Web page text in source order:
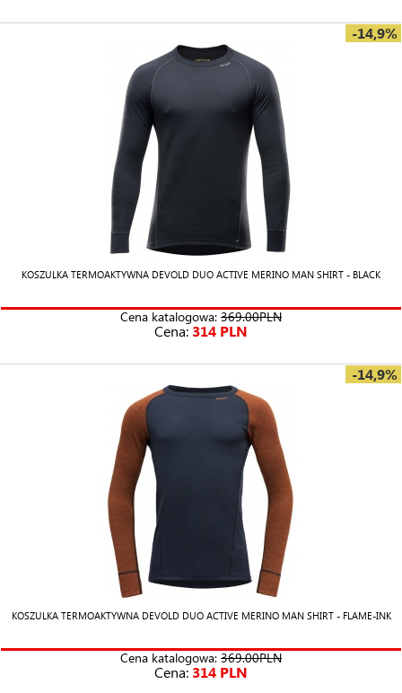
-14,9%
KOSZULKA TERMOAKTYWNA DEVOLD DUO ACTIVE MERINO MAN SHIRT - BLACK
Cena katalogowa: 369.00PLN
Cena: 314 PLN
-14,9%
KOSZULKA TERMOAKTYWNA DEVOLD DUO ACTIVE MERINO MAN SHIRT - FLAME-INK
Cena katalogowa: 369.00PLN
Cena: 314 PLN